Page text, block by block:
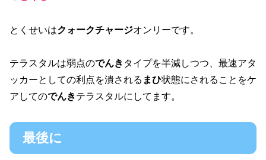
とくせいはクォークチャージオンリーです。
テラスタルは弱点のでんき タイプを半減しつつ、最速アタ
ッカーとしての利点を潰される まひ状態にされることをケ
アしてのでんきテラスタルにしてます。
最後に